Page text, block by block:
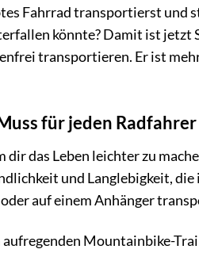
Fahrrad transportierst und
könnte? Damit ist jetzt
transportieren. Er ist
für jeden
das Leben leichter zu
und Langlebigkeit, die
oder auf einem Anhänger
Mountainbike-